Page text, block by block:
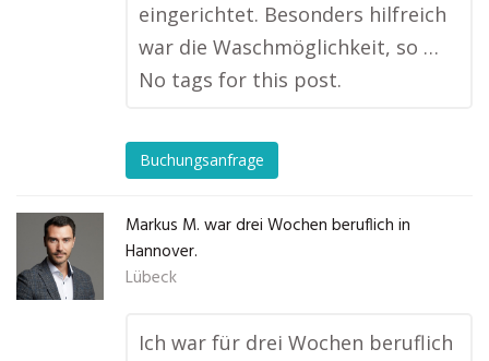
eingerichtet. Besonders hilfreich
war die Waschmöglichkeit, so …
No tags for this post.
Buchungsanfrage
Markus M. war drei Wochen beruflich in
Hannover.
Lübeck
Ich war für drei Wochen beruflich